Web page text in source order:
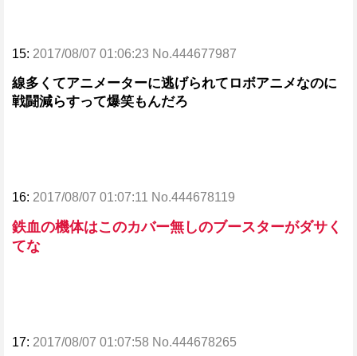
15: 2017/08/07 01:06:23 No.444677987
線多くてアニメーターに逃げられてロボアニメなのに
戦闘減らすって爆笑もんだろ
16: 2017/08/07 01:07:11 No.444678119
鉄血の機体はこのカバー無しのブースターがダサく
てな
17: 2017/08/07 01:07:58 No.444678265